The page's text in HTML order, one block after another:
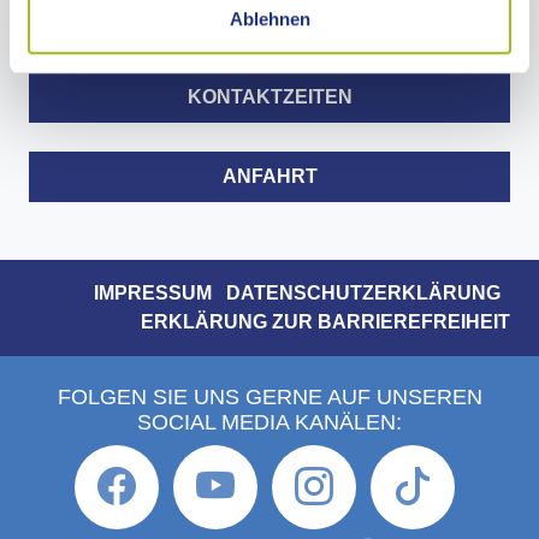
Ablehnen
Telefax 07361 503-1477
info@ostalbkreis.de
KONTAKTZEITEN
ANFAHRT
IMPRESSUM
DATENSCHUTZERKLÄRUNG
ERKLÄRUNG ZUR BARRIEREFREIHEIT
FOLGEN SIE UNS GERNE AUF UNSEREN
SOCIAL MEDIA KANÄLEN: